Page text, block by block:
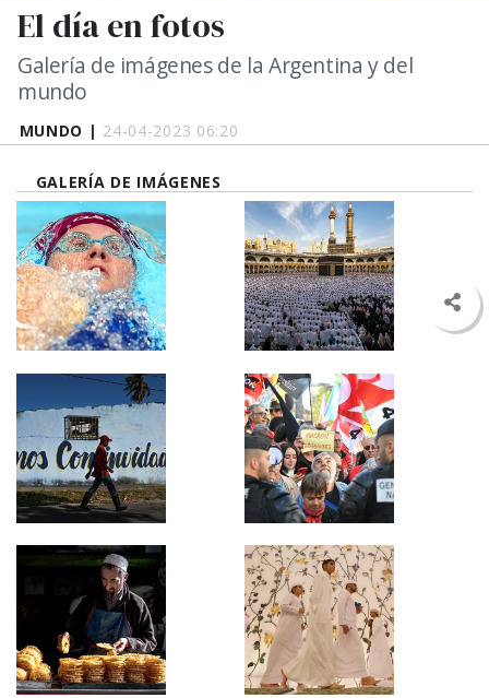
MUNDO | 24-04-2023 06:20
El día en fotos
Galería de imágenes de la Argentina y del
mundo
GALERÍA DE IMÁGENES